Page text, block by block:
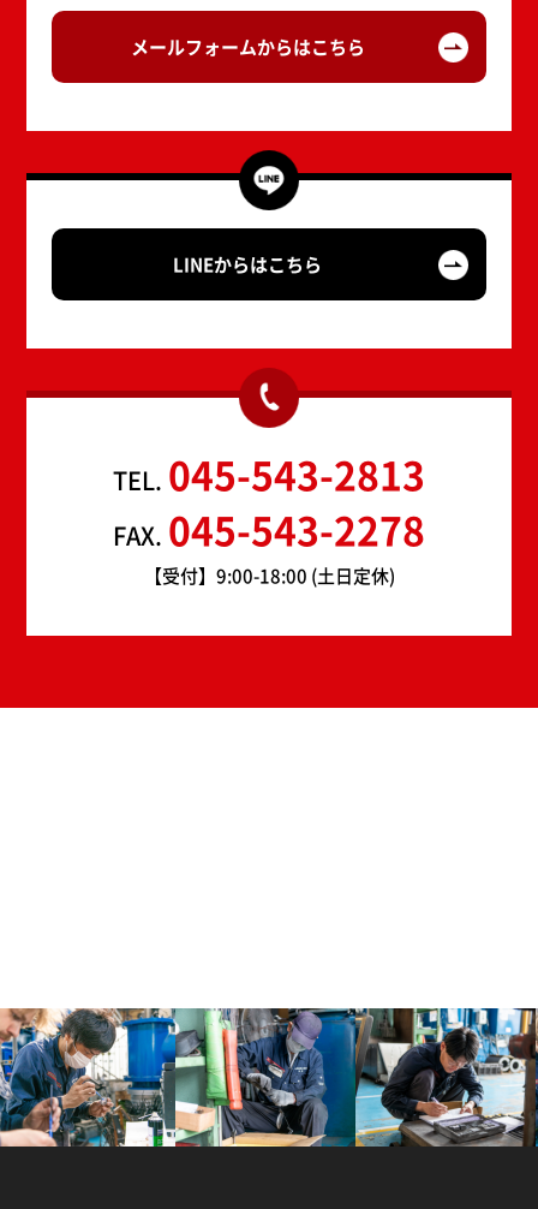
メールフォームからはこちら
LINEからはこちら
TEL. 045-543-2813
FAX. 045-543-2278
【受付】9:00-18:00 (土日定休)